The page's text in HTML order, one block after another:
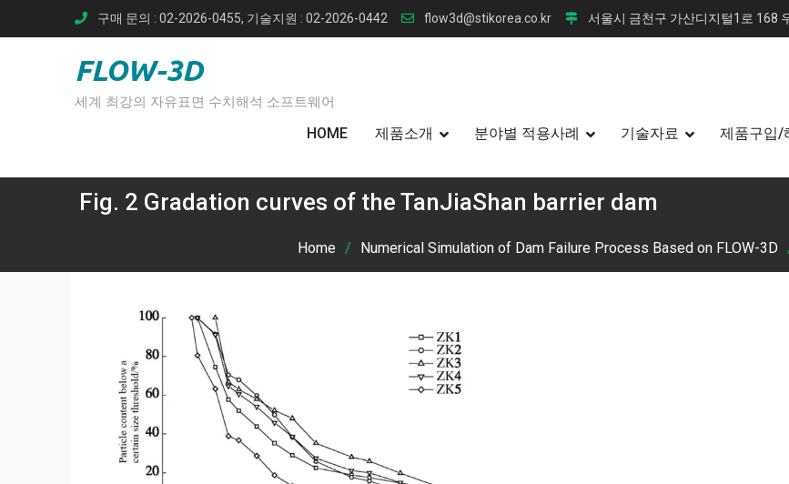
to
구매 문의 : 02-2026-0455, 기술지원 : 02-2026-0442 flow3d@stikorea.co.kr 서울시 금천구 가산디지털1로 168
FLOW-3D
세계 최강의 자유표면 수치해석 소프트웨어
HOME 제품소개 분야별 적용사례 기술자료 제품구입/
Fig. 2 Gradation curves of the TanJiaShan barrier dam
Home Numerical Simulation of Dam Failure Process Based on FLOW-3D